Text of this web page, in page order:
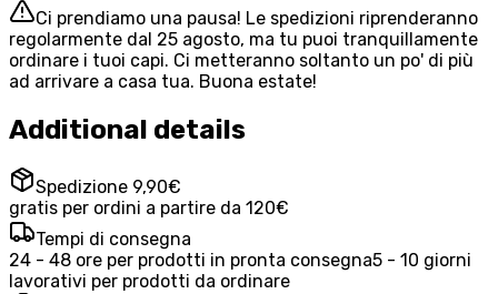
Ci prendiamo una pausa! Le spedizioni riprenderanno
regolarmente dal 25 agosto, ma tu puoi tranquillamente
ordinare i tuoi capi. Ci metteranno soltanto un po' di più
ad arrivare a casa tua. Buona estate!
Additional details
Spedizione 9,90€
gratis per ordini a partire da 120€
Tempi di consegna
24 - 48 ore per prodotti in pronta consegna5 - 10 giorni
lavorativi per prodotti da ordinare